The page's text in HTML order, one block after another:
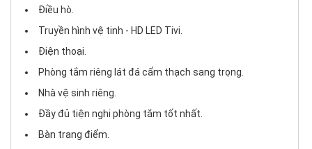
Điều hò.
Truyền hình vệ tinh - HD LED Tivi.
Điện thoại.
Phòng tắm riêng lát đá cẩm thạch sang trọng.
Nhà vệ sinh riêng.
Đầy đủ tiện nghi phòng tắm tốt nhất.
Bàn trang điểm.